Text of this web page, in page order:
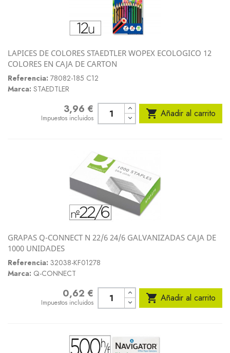
LAPICES DE COLORES STAEDTLER WOPEX ECOLOGICO 12
COLORES EN CAJA DE CARTON
Referencia: 78082-185 C12
Marca: STAEDTLER
3,96 €
Impuestos incluidos  Añadir al carrito
GRAPAS Q-CONNECT N 22/6 24/6 GALVANIZADAS CAJA DE
1000 UNIDADES
Referencia: 32038-KF01278
Marca: Q-CONNECT
0,62 €
Impuestos incluidos  Añadir al carrito